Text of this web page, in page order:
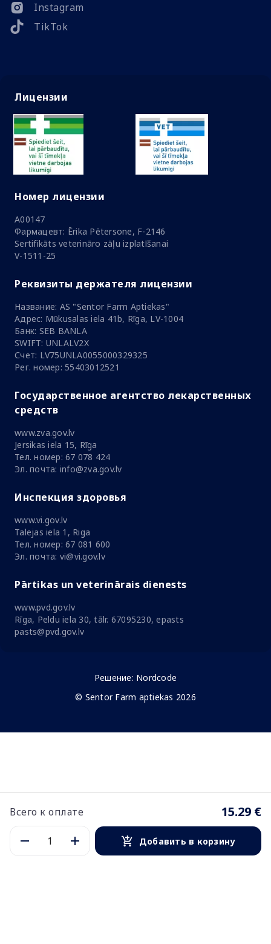
Всего к оплате 15.29 €
Добавить в корзину
Instagram
TikTok
Лицензии
Номер лицензии
A00147
Фармацевт: Ērika Pētersone, F-2146
Sertifikāts veterināro zāļu izplatīšanai
V-1511-25
Реквизиты держателя лицензии
Название: AS "Sentor Farm Aptiekas"
Адрес: Mūkusalas iela 41b, Rīga, LV-1004
Банк: SEB BANLA
SWIFT: UNLALV2X
Счет: LV75UNLA0055000329325
Рег. номер: 55403012521
Государственное агентство лекарственных
средств
www.zva.gov.lv
Jersikas iela 15, Rīga
Тел. номер: 67 078 424
Эл. почта: info@zva.gov.lv
Инспекция здоровья
www.vi.gov.lv
Talejas iela 1, Riga
Тел. номер: 67 081 600
Эл. почта: vi@vi.gov.lv
Pārtikas un veterinārais dienests
www.pvd.gov.lv
Rīga, Peldu iela 30, tālr. 67095230, epasts
pasts@pvd.gov.lv
Решение: Nordcode
© Sentor Farm aptiekas 2026